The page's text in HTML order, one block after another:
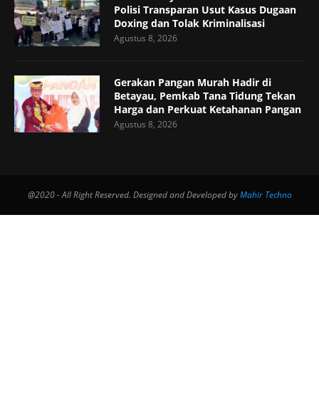
Polisi Transparan Usut Kasus Dugaan
Doxing dan Tolak Kriminalisasi
Agustus 8, 2026
Gerakan Pangan Murah Hadir di
Betayau, Pemkab Tana Tidung Tekan
Harga dan Perkuat Ketahanan Pangan
Agustus 8, 2026
@2020 - All Right Reserved. Designed and Developed byMahir Techno